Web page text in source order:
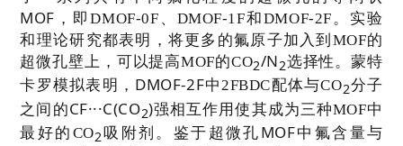
MOF ，即DMOF-0F 、 DMOF-1F和DMOF-2F。实验
和理论研究都表明，将更多的氟原子加入到 MOF的
超微孔壁上，可以提高MOF的CO2/N2选择性。蒙特
卡罗模拟表明， DMOF-2F中2FBDC配体与CO2分子
之间的CF···C(CO2)强相互作用使其成为三种MOF中
最好的 CO2吸附剂。鉴于超微孔 MOF中氟含量与